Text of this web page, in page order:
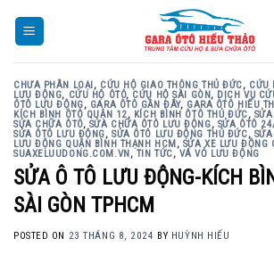
CHƯA PHÂN LOẠI, CỨU HỘ GIAO THÔNG THỦ ĐỨC, CỨU
LƯU ĐỘNG, CỨU HỘ ÔTÔ, CỨU HỘ SÀI GÒN, DỊCH VỤ
ÔTÔ LƯU ĐỘNG, GARA ÔTÔ GẦN ĐÂY, GARA ÔTÔ HIẾU
KÍCH BÌNH ÔTÔ QUẬN 12, KÍCH BÌNH ÔTÔ THỦ ĐỨC,
SỬA CHỮA ÔTÔ, SỬA CHỮA ÔTÔ LƯU ĐỘNG, SỬA ÔTÔ
SỬA ÔTÔ LƯU ĐỘNG,SỬA ÔTÔ LƯU ĐỘNG THỦ ĐỨC,
LƯU ĐỘNG QUẬN BÌNH THẠNH HCM, SỬA XE LƯU ĐỘNG
SUAXELUUDONG.COM.VN, TIN TỨC, VÁ VỎ LƯU ĐỘNG
SỬA Ô TÔ LƯU ĐỘNG-KÍCH
SÀI GÒN TPHCM
POSTED ON 23 THÁNG 8, 2024 BY HUỲNH HIẾU